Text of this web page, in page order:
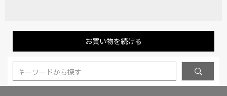
お買い物を続ける
キーワードから探す